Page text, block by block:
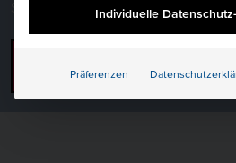
Service gemeinnützige GmbH
Individuelle
Präferenzen